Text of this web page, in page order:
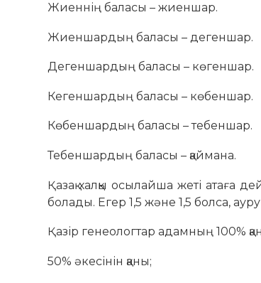
Жиеннің баласы – жиеншар.
Жиеншардың баласы – дегеншар.
Дегеншардың баласы – көгеншар.
Кегеншардың баласы – көбеншар.
Көбеншардың баласы – тебеншар.
Тебеншардың баласы – қаймана.
Қазақ халқы осылайша жеті атаға
болады. Егер 1,5 және 1,5 болса,
Қазір генеологтар адамның 100%
50% әкесінін қаны;